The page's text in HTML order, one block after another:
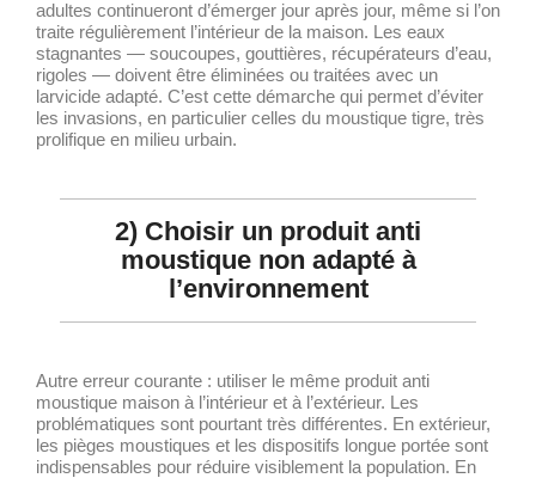
adultes continueront d’émerger jour après jour, même si l’on
traite régulièrement l’intérieur de la maison. Les eaux
stagnantes — soucoupes, gouttières, récupérateurs d’eau,
rigoles — doivent être éliminées ou traitées avec un
larvicide adapté. C’est cette démarche qui permet d’éviter
les invasions, en particulier celles du moustique tigre, très
prolifique en milieu urbain.
2) Choisir un produit anti
moustique non adapté à
l’environnement
Autre erreur courante : utiliser le même produit anti
moustique maison à l’intérieur et à l’extérieur. Les
problématiques sont pourtant très différentes. En extérieur,
les pièges moustiques et les dispositifs longue portée sont
indispensables pour réduire visiblement la population. En